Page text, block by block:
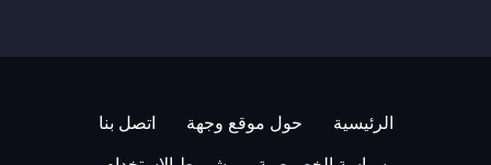
الرئيسية حول موقع وجهة اتصل بنا